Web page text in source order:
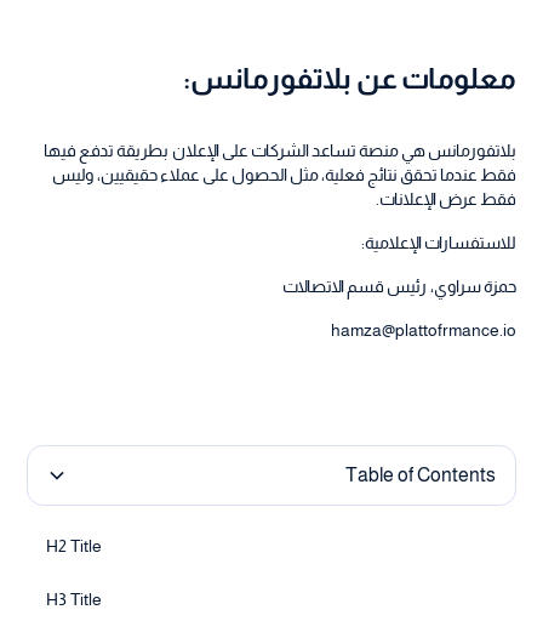
معلومات عن بلاتفورمانس:
بلاتفورمانس هي منصة تساعد الشركات على الإعلان بطريقة تدفع فيها
فقط عندما تحقق نتائج فعلية، مثل الحصول على عملاء حقيقيين، وليس
فقط عرض الإعلانات.
للاستفسارات الإعلامية:
حمزة سراوي، رئيس قسم الاتصالات
hamza@plattofrmance.io
Table of Contents
H2 Title
H3 Title